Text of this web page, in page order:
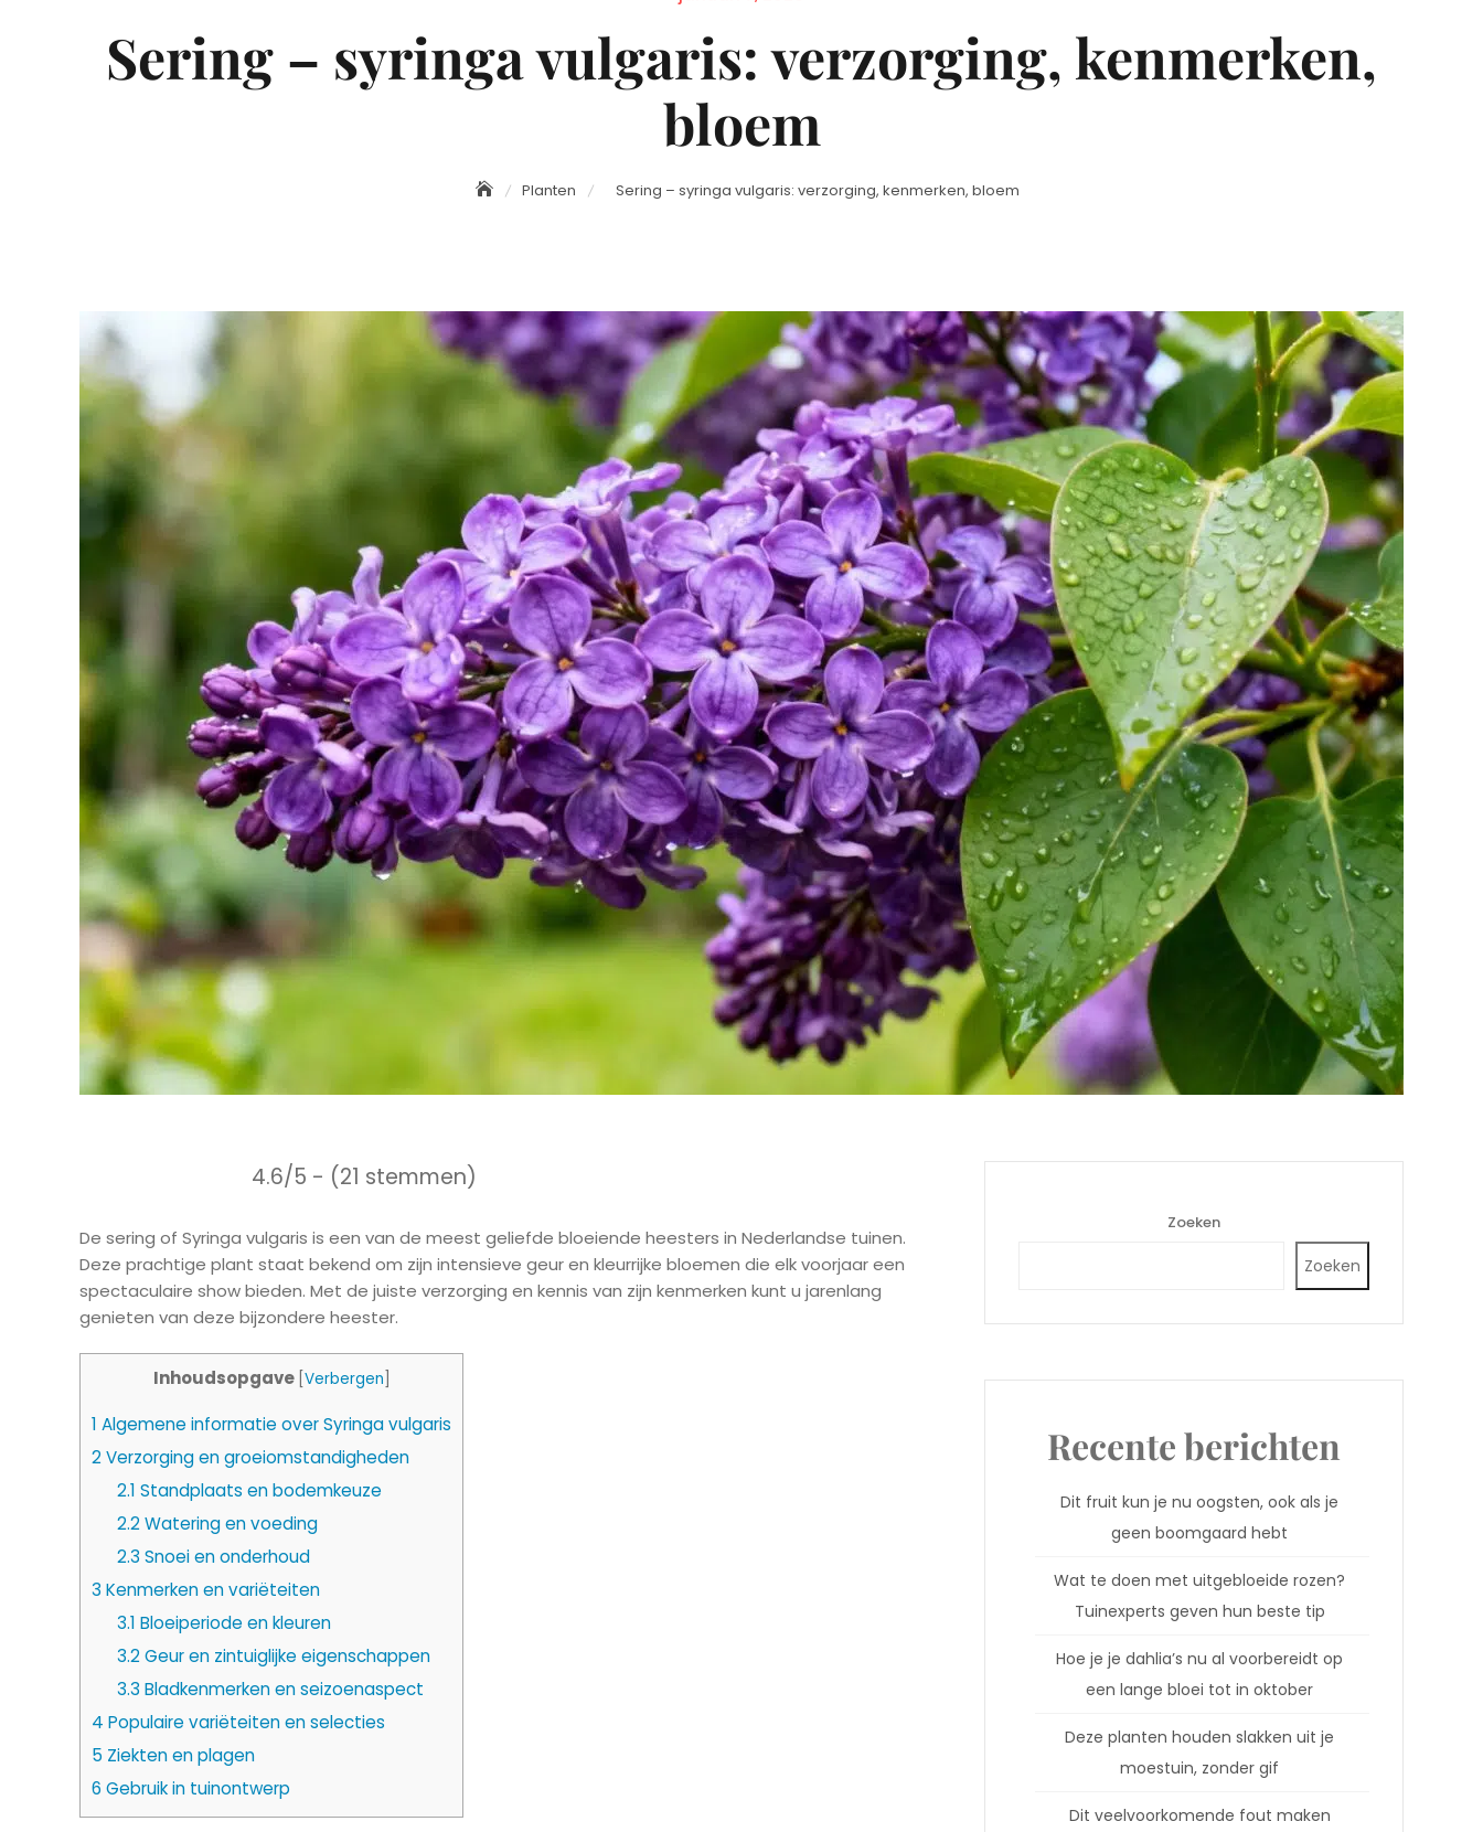
Sering – syringa vulgaris: verzorging, kenmerken,
bloem
Planten Sering – syringa vulgaris: verzorging, kenmerken, bloem
4.6/5 - (21 stemmen)
De sering of Syringa vulgaris is een van de meest geliefde bloeiende heesters in Nederlandse tuinen.
Deze prachtige plant staat bekend om zijn intensieve geur en kleurrijke bloemen die elk voorjaar een
spectaculaire show bieden. Met de juiste verzorging en kennis van zijn kenmerken kunt u jarenlang
genieten van deze bijzondere heester.
Inhoudsopgave Verbergen
1 Algemene informatie over Syringa vulgaris
2Verzorging en groeiomstandigheden
2.1 Standplaats en bodemkeuze
2.2Watering en voeding
2.3 Snoei en onderhoud
3 Kenmerken en variëteiten
3.1 Bloeiperiode en kleuren
3.2Geur en zintuiglijke eigenschappen
3.3 Bladkenmerken en seizoenaspect
4 Populaire variëteiten en selecties
5 Ziekten en plagen
6 Gebruik in tuinontwerp
Zoeken
Zoeken
Recente berichten
Dit fruit kun je nu oogsten, ook als je
geen boomgaard hebt
Wat te doen met uitgebloeide rozen?
Tuinexperts geven hun beste tip
Hoe je je dahlia’s nu al voorbereidt op
een lange bloei tot in oktober
Deze planten houden slakken uit je
moestuin, zonder gif
Dit veelvoorkomende fout maken